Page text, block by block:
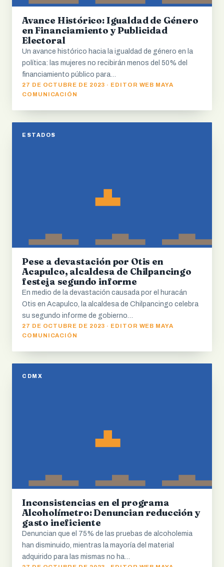
Avance Histórico: Igualdad de Género
en Financiamiento y Publicidad
Electoral
Un avance histórico hacia la igualdad de género en la
política: las mujeres no recibirán menos del 50% del
financiamiento público para…
27 DE OCTUBRE DE 2023 · EDITOR WEB MAYA
COMUNICACIÓN
ESTADOS
Pese a devastación por Otis en
Acapulco, alcaldesa de Chilpancingo
festeja segundo informe
En medio de la devastación causada por el huracán
Otis en Acapulco, la alcaldesa de Chilpancingo celebra
su segundo informe de gobierno…
27 DE OCTUBRE DE 2023 · EDITOR WEB MAYA
COMUNICACIÓN
CDMX
Inconsistencias en el programa
Alcoholímetro: Denuncian reducción y
gasto ineficiente
Denuncian que el 75% de las pruebas de alcoholemia
han disminuido, mientras la mayoría del material
adquirido para las mismas no ha…